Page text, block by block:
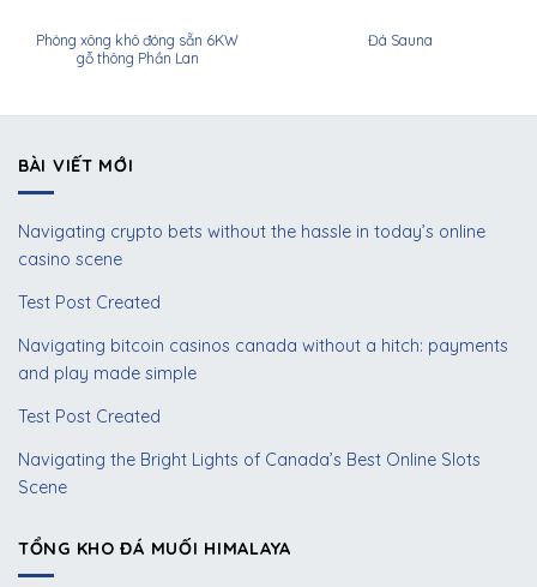
Phòng xông khô đóng sẵn 6KW
gỗ thông Phần Lan
Đá Sauna
BÀI VIẾT MỚI
Navigating crypto bets without the hassle in today’s online
casino scene
Test Post Created
Navigating bitcoin casinos canada without a hitch: payments
and play made simple
Test Post Created
Navigating the Bright Lights of Canada’s Best Online Slots
Scene
TỔNG KHO ĐÁ MUỐI HIMALAYA